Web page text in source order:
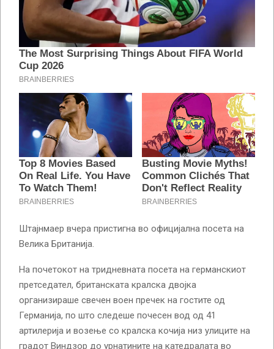
Штајнмаер вчера пристигна во официјална посета на
Велика Британија.
На почетокот на тридневната посета на германскиот
претседател, британската кралска двојка
организираше свечен воен пречек на гостите од
Германија, по што следеше почесен вод од 41
артилерија и возење со кралска кочија низ улиците на
градот Виндзор до урнатините на катедралата во